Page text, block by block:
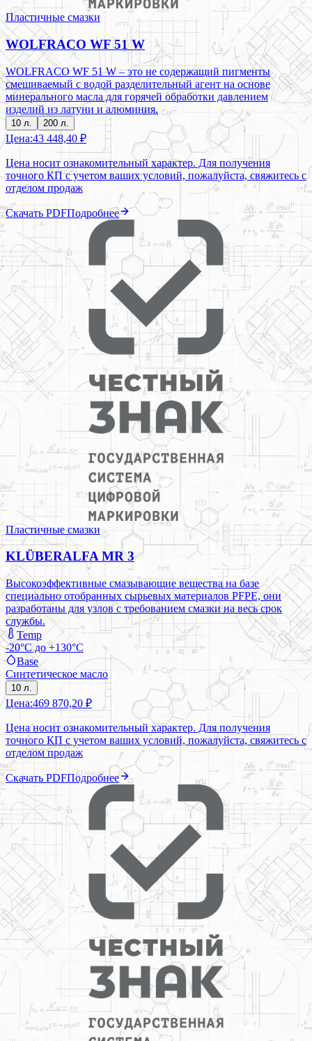
Пластичные смазки
WOLFRACO WF 51 W
WOLFRACO WF 51 W – это не содержащий пигменты
смешиваемый с водой разделительный агент на основе
минерального масла для горячей обработки давлением
изделий из латуни и алюминия.
10 л. 200 л.
Цена:43 448,40 ₽
Цена носит ознакомительный характер. Для получения
точного КП с учетом ваших условий, пожалуйста, свяжитесь с
отделом продаж
Скачать PDFПодробнее
Пластичные смазки
KLÜBERALFA MR 3
Высокоэффективные смазывающие вещества на базе
специально отобранных сырьевых материалов PFPE, они
разработаны для узлов с требованием смазки на весь срок
службы.
Temp
-20°C до +130°C
Base
Синтетическое масло
10 л.
Цена:469 870,20 ₽
Цена носит ознакомительный характер. Для получения
точного КП с учетом ваших условий, пожалуйста, свяжитесь с
отделом продаж
Скачать PDFПодробнее